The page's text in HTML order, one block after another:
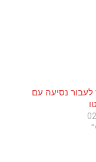
לעבור נסיעה עם